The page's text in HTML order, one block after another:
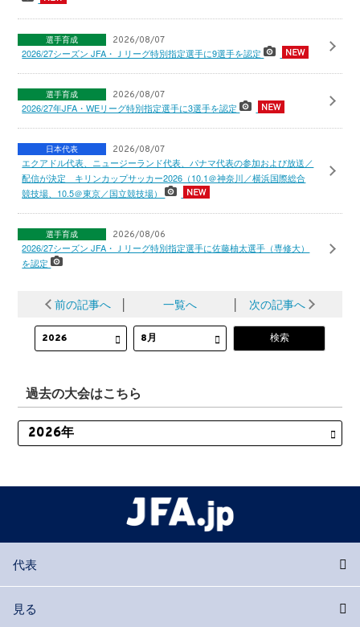
選手育成 2026/08/07
2026/27シーズン JFA・Ｊリーグ特別指定選手に9選手を認定
選手育成 2026/08/07
2026/27年JFA・WEリーグ特別指定選手に3選手を認定
日本代表 2026/08/07
エクアドル代表、ニュージーランド代表、パナマ代表の参加および放送／
配信が決定 キリンカップサッカー2026（10.1＠神奈川／横浜国際総合
競技場、10.5＠東京／国立競技場）
選手育成 2026/08/06
2026/27シーズン JFA・Ｊリーグ特別指定選手に佐藤柚太選手（専修大）
を認定
前の記事へ │ 一覧へ │ 次の記事へ
過去の大会はこちら
代表
見る